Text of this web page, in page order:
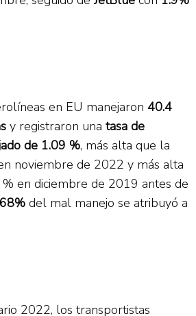
en EU manejaron 40.4
y registraron una tasa de
de 1.09 %, más alta que la
noviembre de 2022 y más alta
en diciembre de 2019 antes de
del mal manejo se atribuyó a
2022, los transportistas